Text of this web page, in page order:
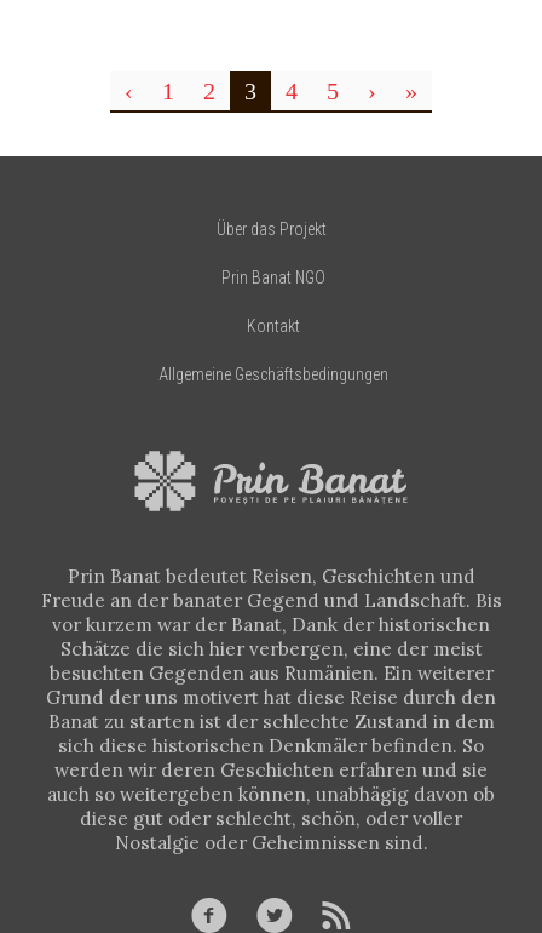
‹ 1 2 3 4 5 › »
Über das Projekt
Prin Banat NGO
Kontakt
Allgemeine Geschäftsbedingungen
Prin Banat bedeutet Reisen, Geschichten und
Freude an der banater Gegend und Landschaft. Bis
vor kurzem war der Banat, Dank der historischen
Schätze die sich hier verbergen, eine der meist
besuchten Gegenden aus Rumänien. Ein weiterer
Grund der uns motivert hat diese Reise durch den
Banat zu starten ist der schlechte Zustand in dem
sich diese historischen Denkmäler befinden. So
werden wir deren Geschichten erfahren und sie
auch so weitergeben können, unabhägig davon ob
diese gut oder schlecht, schön, oder voller
Nostalgie oder Geheimnissen sind.
  